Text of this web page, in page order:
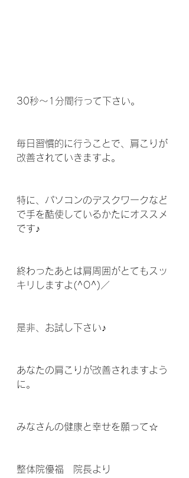
30秒～1分間行って下さい。
毎日習慣的に行うことで、肩こりが
改善されていきますよ。
特に、パソコンのデスクワークなど
で手を酷使しているかたにオススメ
です♪
終わったあとは肩周囲がとてもスッ
キリしますよ(^O^)／
是非、お試し下さい♪
あなたの肩こりが改善されますよう
に。
みなさんの健康と幸せを願って☆
整体院優福　院長より